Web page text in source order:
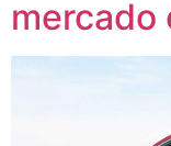
mercado